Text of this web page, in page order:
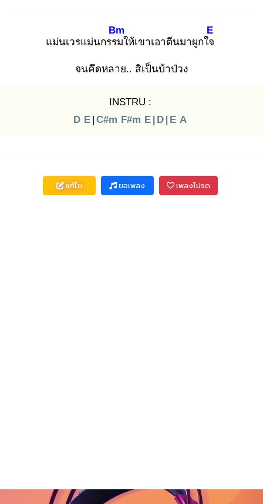
แม่นเวรแม่นกรรม
Bm
ให้เขาเอาตีนมาผูกใจ
E
จนคึดหลาย.. สิเป็นบ้าป่วง
INSTRU :
D E | C#m F#m E | D | E A
แก้ไข ขอเพลง เพลงโปรด